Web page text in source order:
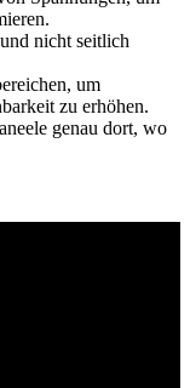
nicht seitlich
um
zu erhöhen.
genau dort, wo